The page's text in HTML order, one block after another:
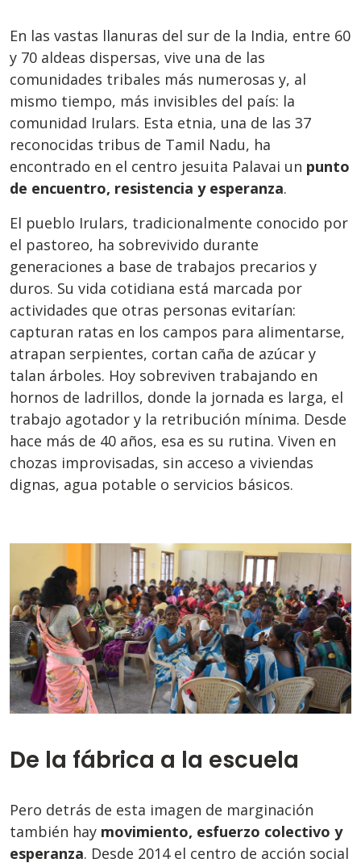
En las vastas llanuras del sur de la India, entre 60
y 70 aldeas dispersas, vive una de las
comunidades tribales más numerosas y, al
mismo tiempo, más invisibles del país: la
comunidad Irulars. Esta etnia, una de las 37
reconocidas tribus de Tamil Nadu, ha
encontrado en el centro jesuita Palavai un punto
de encuentro, resistencia y esperanza.
El pueblo Irulars, tradicionalmente conocido por
el pastoreo, ha sobrevivido durante
generaciones a base de trabajos precarios y
duros. Su vida cotidiana está marcada por
actividades que otras personas evitarían:
capturan ratas en los campos para alimentarse,
atrapan serpientes, cortan caña de azúcar y
talan árboles. Hoy sobreviven trabajando en
hornos de ladrillos, donde la jornada es larga, el
trabajo agotador y la retribución mínima. Desde
hace más de 40 años, esa es su rutina. Viven en
chozas improvisadas, sin acceso a viviendas
dignas, agua potable o servicios básicos.
De la fábrica a la escuela
Pero detrás de esta imagen de marginación
también hay movimiento, esfuerzo colectivo y
esperanza. Desde 2014 el centro de acción social